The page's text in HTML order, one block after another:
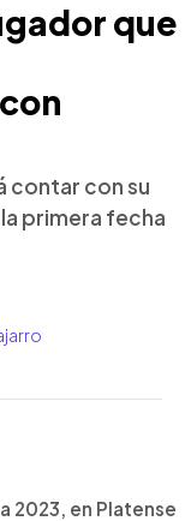
que
contar con su
primera fecha
2023, en Platense